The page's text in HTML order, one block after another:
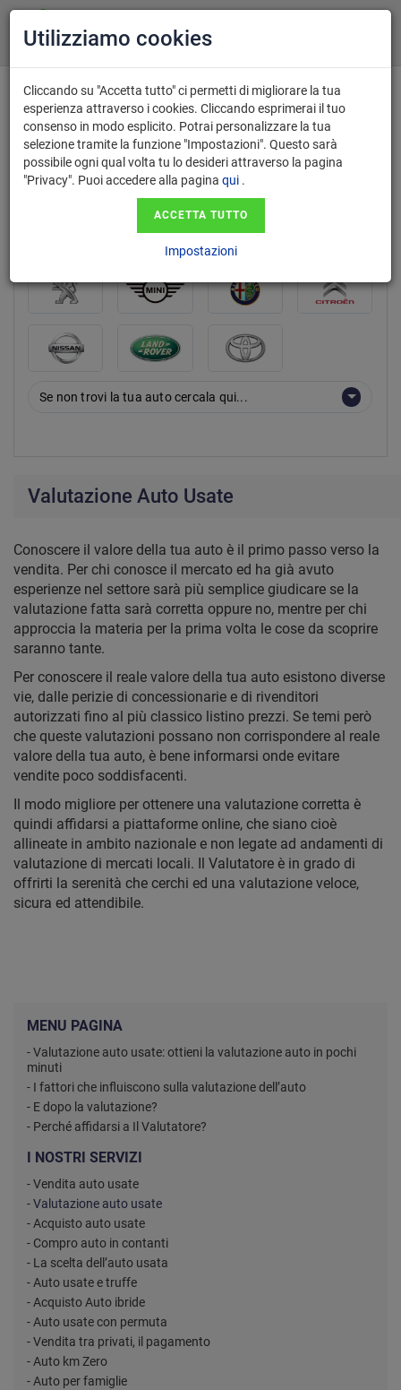
marca
Se non trovi la tua auto cercala qui...
Valutazione Auto Usate
Conoscere il valore della tua auto è il primo passo verso la
vendita. Per chi conosce il mercato ed ha già avuto
esperienze nel settore sarà più semplice giudicare se la
valutazione fatta sarà corretta oppure no, mentre per chi
approccia la materia per la prima volta le cose da scoprire
saranno tante.
Per conoscere il reale valore della tua auto esistono diverse
vie, dalle perizie di concessionarie e di rivenditori
autorizzati fino al più classico listino prezzi. Se temi però
che queste valutazioni possano non corrispondere al reale
valore della tua auto, è bene informarsi onde evitare
vendite poco soddisfacenti.
Il modo migliore per ottenere una valutazione corretta è
quindi affidarsi a piattaforme online, che siano cioè
allineate in ambito nazionale e non legate ad andamenti di
valutazione di mercati locali. Il Valutatore è in grado di
offrirti la serenità che cerchi ed una valutazione veloce,
sicura ed attendibile.
MENU PAGINA
- Valutazione auto usate: ottieni la valutazione auto in pochi
minuti
- I fattori che influiscono sulla valutazione dell’auto
- E dopo la valutazione?
- Perché affidarsi a Il Valutatore?
I NOSTRI SERVIZI
- Vendita auto usate
- Valutazione auto usate
- Acquisto auto usate
- Compro auto in contanti
- La scelta dell’auto usata
- Auto usate e truffe
- Acquisto Auto ibride
- Auto usate con permuta
- Vendita tra privati, il pagamento
- Auto km Zero
- Auto per famiglie
Utilizziamo cookies
Cliccando su "Accetta tutto" ci permetti di migliorare la tua
esperienza attraverso i cookies. Cliccando esprimerai il tuo
consenso in modo esplicito. Potrai personalizzare la tua
selezione tramite la funzione "Impostazioni". Questo sarà
possibile ogni qual volta tu lo desideri attraverso la pagina
"Privacy". Puoi accedere alla pagina qui .
ACCETTA TUTTO
Impostazioni